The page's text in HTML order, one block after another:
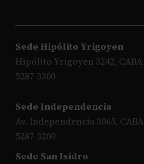
Sede Hipólito Yrigoyen
Hipólito Yrigoyen 3242, CABA
5287-3300
Sede Independencia
Av. Independencia 3065, CABA
5287-3200
Sede San Isidro